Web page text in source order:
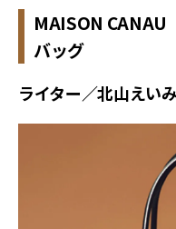
MAISON CANAU
バッグ
ライター／北山えい